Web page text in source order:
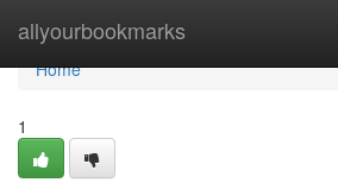
allyourbookmarks
Home
Home
1